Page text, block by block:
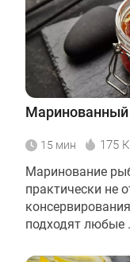
Маринованный
15 мин 175
Маринование
практически не
подходят любые